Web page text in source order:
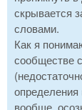
скрывается
словами.
Как я
сообществе
определения
вообще,